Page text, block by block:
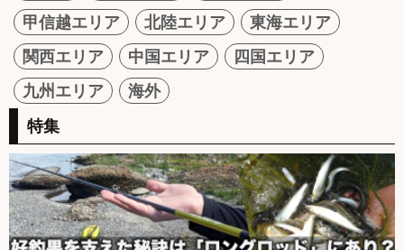
甲信越エリア
北陸エリア
東海エリア
関西エリア
中国エリア
四国エリア
九州エリア
海外
特集